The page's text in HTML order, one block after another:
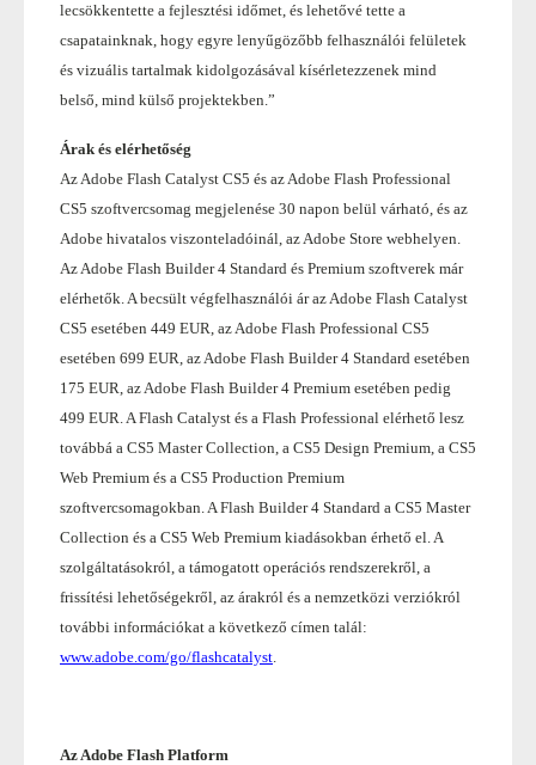
lecsökkentette a fejlesztési időmet, és lehetővé tette a
csapatainknak, hogy egyre lenyűgözőbb felhasználói felületek
és vizuális tartalmak kidolgozásával kísérletezzenek mind
belső, mind külső projektekben.”
Árak és elérhetőség
Az Adobe Flash Catalyst CS5 és az Adobe Flash Professional
CS5 szoftvercsomag megjelenése 30 napon belül várható, és az
Adobe hivatalos viszonteladóinál, az Adobe Store webhelyen.
Az Adobe Flash Builder 4 Standard és Premium szoftverek már
elérhetők. A becsült végfelhasználói ár az Adobe Flash Catalyst
CS5 esetében 449 EUR, az Adobe Flash Professional CS5
esetében 699 EUR, az Adobe Flash Builder 4 Standard esetében
175 EUR, az Adobe Flash Builder 4 Premium esetében pedig
499 EUR. A Flash Catalyst és a Flash Professional elérhető lesz
továbbá a CS5 Master Collection, a CS5 Design Premium, a CS5
Web Premium és a CS5 Production Premium
szoftvercsomagokban. A Flash Builder 4 Standard a CS5 Master
Collection és a CS5 Web Premium kiadásokban érhető el. A
szolgáltatásokról, a támogatott operációs rendszerekről, a
frissítési lehetőségekről, az árakról és a nemzetközi verziókról
további információkat a következő címen talál:
www.adobe.com/go/flashcatalyst.
Az Adobe Flash Platform